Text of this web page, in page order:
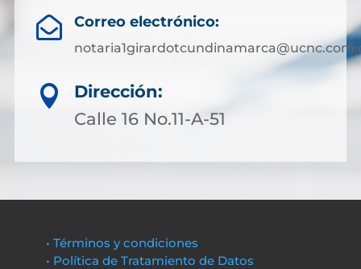
 Correo electrónico:

Dirección:
Calle 16 No.11-A-51
• Términos y condiciones
• Política de Tratamiento de Datos